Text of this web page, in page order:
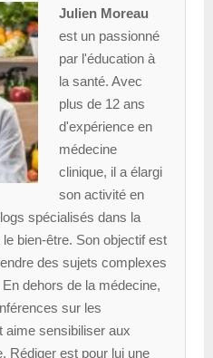
Julien Moreau
est un passionné
par l'éducation à
la santé. Avec
plus de 12 ans
d'expérience en
médecine
clinique, il a élargi
son activité en
spécialisés dans la
bien-être. Son objectif est
des sujets complexes
dehors de la médecine,
sur les
aime sensibiliser aux
Rédiger est pour lui une